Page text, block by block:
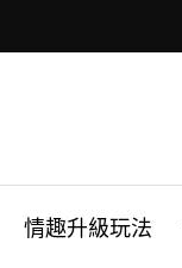
情趣升級玩法